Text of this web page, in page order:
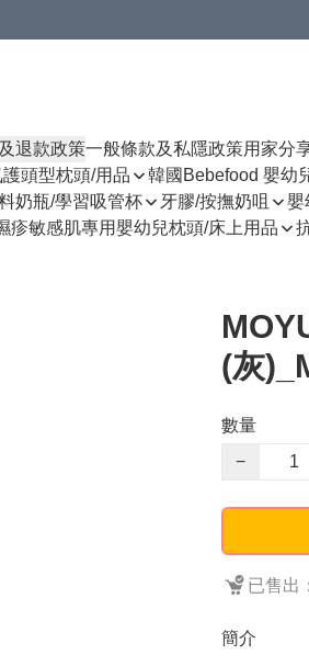
退款政策一般條款及私隱政策用家分
頭型枕頭/用品 韓國Bebefood 嬰幼
奶瓶/學習吸管杯 牙膠/按撫奶咀 嬰
疹敏感肌專用嬰幼兒枕頭/床上用品
(灰
數量
−
已售出
簡介